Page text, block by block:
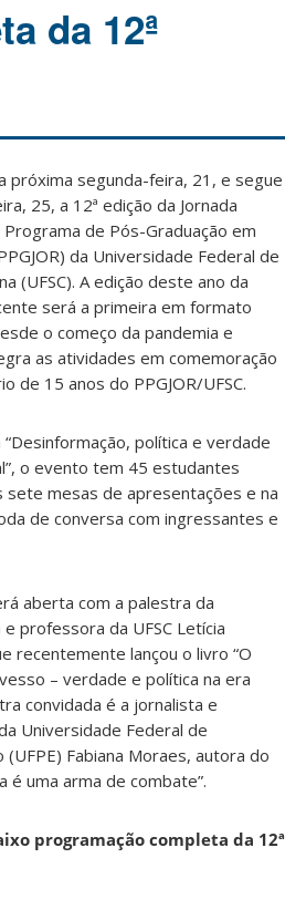
da 12ª
próxima segunda-feira, 21, e segue
25, a 12ª edição da Jornada
de Pós-Graduação em
da Universidade Federal de
(UFSC). A edição deste ano da
será a primeira em formato
o começo da pandemia e
as atividades em comemoração
de 15 anos do PPGJOR/UFSC.
política e verdade
o evento tem 45 estudantes
sete mesas de apresentações e na
de conversa com ingressantes e
aberta com a palestra da
professora da UFSC Letícia
recentemente lançou o livro “O
– verdade e política na era
convidada é a jornalista e
Universidade Federal de
(UFPE) Fabiana Moraes, autora do
é uma arma de combate”.
programação completa da 12ª